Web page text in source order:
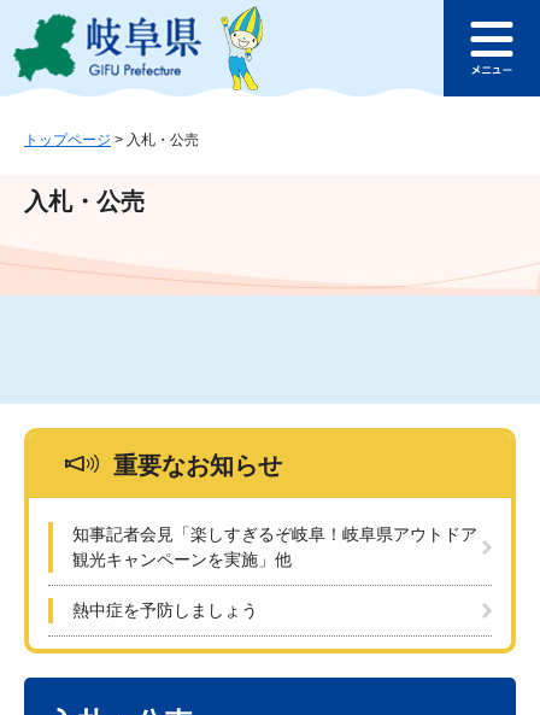
ジ
ュ
文
このページの本文へ
ュ
トップページ > 入札・公売
入札・公売
重要なお知らせ
知事記者会見「楽しすぎるぞ岐阜！岐阜県アウトドア
観光キャンペーンを実施」他
熱中症を予防しましょう